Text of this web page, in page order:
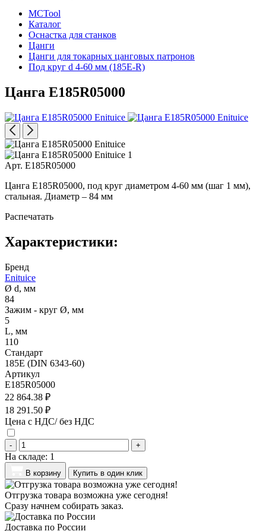
MCTool
Каталог
Оснастка для станков
Цанги
Цанги для токарных цанговых патронов
Под круг d 4-60 мм (185E-R)
Цанга E185R05000
Арт. E185R05000
Цанга E185R05000, под круг диаметром 4-60 мм (шаг 1 мм),
стальная. Диаметр – 84 мм
Распечатать
Характеристики:
Бренд
Enituice
Ø d, мм
84
Зажим - круг Ø, мм
5
L, мм
110
Стандарт
185E (DIN 6343-60)
Артикул
E185R05000
22 864.38 ₽
18 291.50 ₽
Цена с НДС/ без НДС
- +
На складе: 1
В корзину Купить в один клик
Отгрузка товара возможна уже сегодня!
Сразу начнем собирать заказ.
Доставка по России